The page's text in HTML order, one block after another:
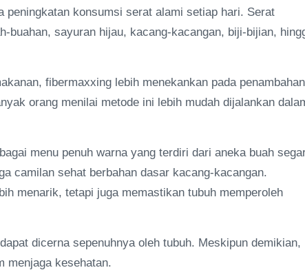
peningkatan konsumsi serat alami setiap hari. Serat
buahan, sayuran hijau, kacang-kacangan, biji-bijian,
fibermaxxing lebih menekankan pada penambahan
orang menilai metode ini lebih mudah dijalankan
menu penuh warna yang terdiri dari aneka buah
camilan sehat berbahan dasar kacang-kacangan.
menarik, tetapi juga memastikan tubuh memperoleh
dicerna sepenuhnya oleh tubuh. Meskipun demikian,
menjaga kesehatan.